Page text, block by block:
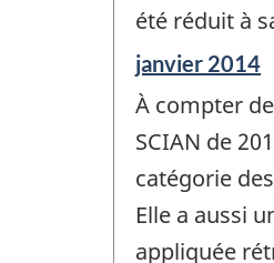
été réduit à
Période
de
référence
de
-
janvier 2014
À compter
SCIAN de
catégorie
Elle a aussi
appliquée